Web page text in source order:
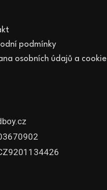
podmínky
osobních údajů a cookie